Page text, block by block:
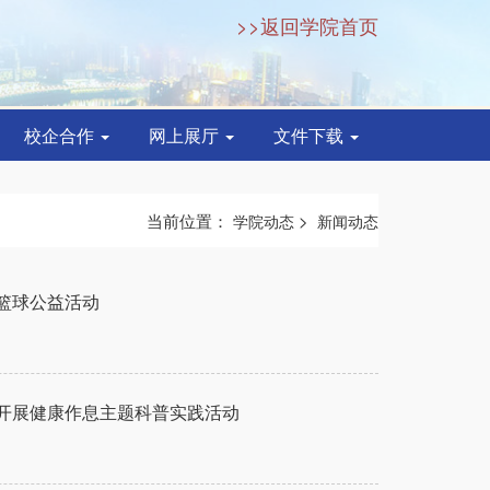
>>返回学院首页
校企合作 网上展厅 文件下载
当前位置： 学院动态 > 新闻动态
球公益活动
健康作息主题科普实践活动